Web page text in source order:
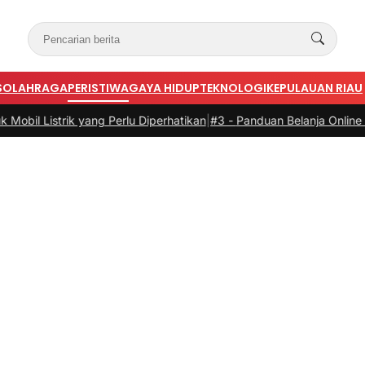
OLAHRAGAPERISTIWAGAYA HIDUPTEKNOLOGIKEPULAUAN RIAU
Perlu Diperhatikan| #3 -Panduan Belanja Online Cerdas: